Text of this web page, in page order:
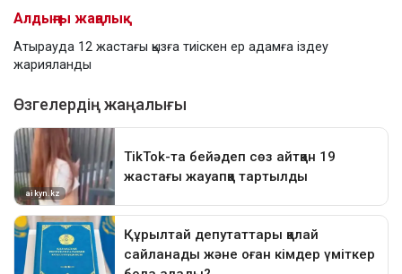
Алдыңғы жаңалық
Атырауда 12 жастағы қызға тиіскен ер адамға іздеу
жарияланды